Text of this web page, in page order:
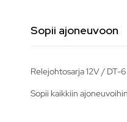
Sopii ajoneuvoon
Relejohtosarja 12V / DT-
Sopii kaikkiin